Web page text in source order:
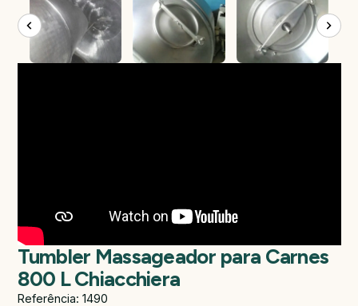
Tumbler Massageador para Carnes
800 L Chiacchiera
Referência: 1490